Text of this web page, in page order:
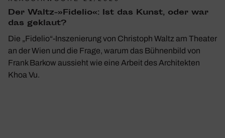
Der Waltz-»Fidelio«: Ist das Kunst, oder war
das geklaut?
Die „Fidelio“-Inszenierung von Christoph Waltz am Theater
an der Wien und die Frage, warum das Bühnenbild von
Frank Barkow aussieht wie eine Arbeit des Architekten
Khoa Vu.